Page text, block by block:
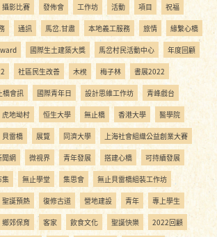
攝影比賽 發佈會 工作坊 活動 項目 祝福
通訊 馬岔.甘肅 本地義工服務 旅情 緣繫心橋
國際生土建築大獎 馬岔村民活動中心 年度回顧
社區民生改善 木櫈 梅子林 書展2022
橋會訊 國際青年日 設計思維工作坊 青峰戲台
虎地坳村 恒生大學 無止橋 香港大學 醫學院
貝雷橋 展覽 同濟大學 上海社會組織公益創業大賽
聞網 微視界 青年發展 搭建心橋 可持續發展
集 無止學堂 集思會 無止貝雷橋組裝工作坊
聖誕預熱 復修古道 營地建設 青年 專上學生
鄉郊保育 客家 飲食文化 聖誕快樂 2022回顧